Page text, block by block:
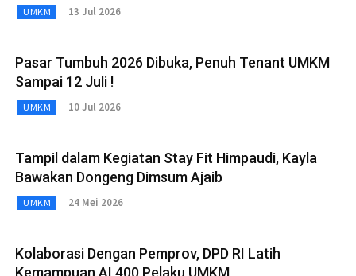
UMKM 13 Jul 2026
Pasar Tumbuh 2026 Dibuka, Penuh Tenant UMKM
Sampai 12 Juli !
UMKM 10 Jul 2026
Tampil dalam Kegiatan Stay Fit Himpaudi, Kayla
Bawakan Dongeng Dimsum Ajaib
UMKM 24 Mei 2026
Kolaborasi Dengan Pemprov, DPD RI Latih
Kemampuan AI 400 Pelaku UMKM